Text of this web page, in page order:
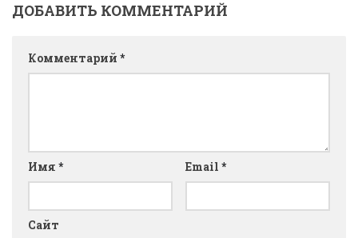
ДОБАВИТЬ КОММЕНТАРИЙ
Комментарий *
Имя * Email *
Сайт